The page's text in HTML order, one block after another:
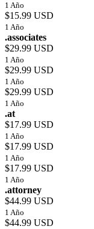
1 Año
$15.99 USD
1 Año
.associates
$29.99 USD
1 Año
$29.99 USD
1 Año
$29.99 USD
1 Año
.at
$17.99 USD
1 Año
$17.99 USD
1 Año
$17.99 USD
1 Año
.attorney
$44.99 USD
1 Año
$44.99 USD